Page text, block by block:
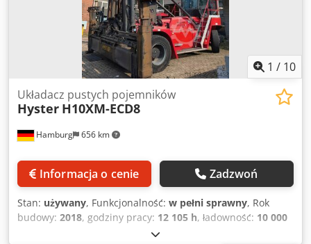
1 / 10
Hamburg 656 km
Układacz pustych pojemników
Hyster H10XM-ECD8
Informacja o cenie Zadzwoń
Stan: używany, Funkcjonalność: w pełni sprawny, Rok
budowy: 2018, godziny pracy: 12 105 h, ładowność: 10 000
18 850 mm